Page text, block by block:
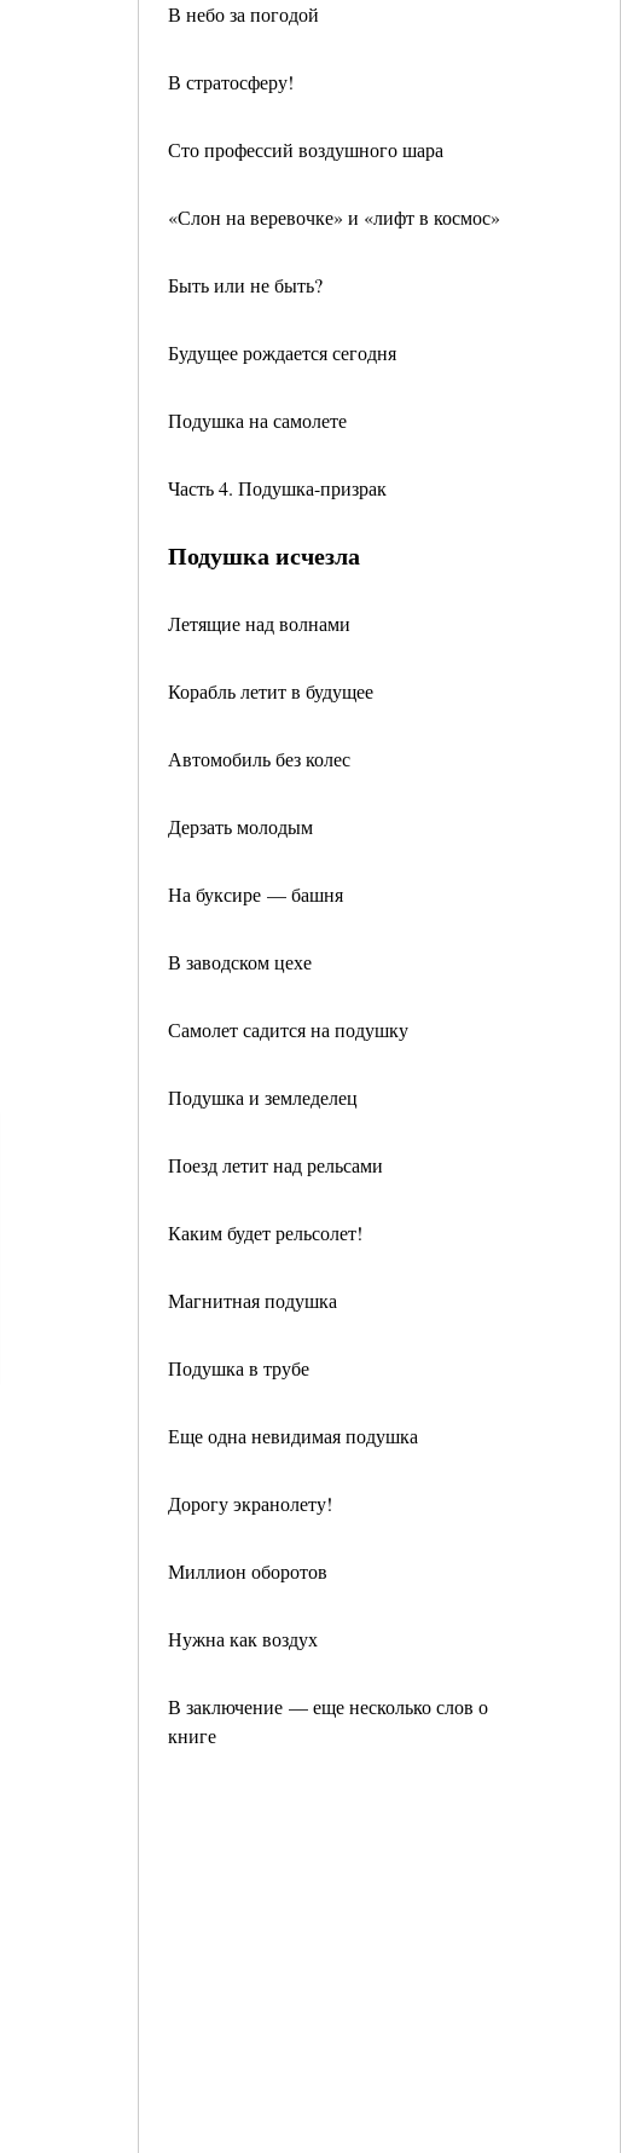
В небо за погодой
В стратосферу!
Сто профессий воздушного шара
«Слон на веревочке» и «лифт в космос»
Быть или не быть?
Будущее рождается сегодня
Подушка на самолете
Часть 4. Подушка-призрак
Подушка исчезла
Летящие над волнами
Корабль летит в будущее
Автомобиль без колес
Дерзать молодым
На буксире — башня
В заводском цехе
Самолет садится на подушку
Подушка и земледелец
Поезд летит над рельсами
Каким будет рельсолет!
Магнитная подушка
Подушка в трубе
Еще одна невидимая подушка
Дорогу экранолету!
Миллион оборотов
Нужна как воздух
В заключение — еще несколько слов о
книге